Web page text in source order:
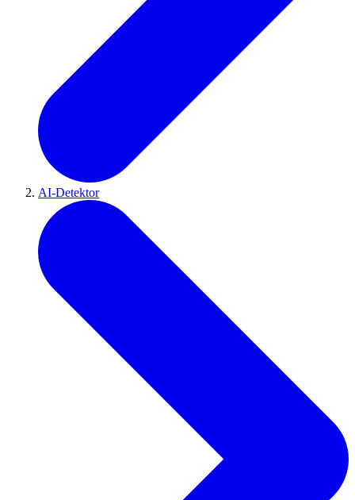
AI-Detektor